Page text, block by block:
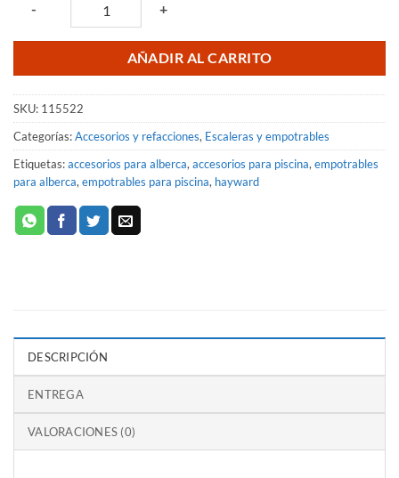
- +
AÑADIR AL CARRITO
SKU: 115522
Categorías:Accesorios y refacciones, Escaleras y empotrables
Etiquetas:accesorios para alberca, accesorios para piscina, empotrables
para alberca, empotrables para piscina, hayward
DESCRIPCIÓN
ENTREGA
VALORACIONES (0)